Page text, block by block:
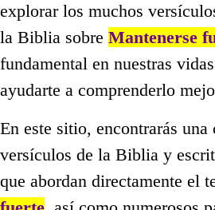
explorar los muchos
la Biblia sobre Mantenerse
fundamental en nuestras
ayudarte a comprenderlo
En este sitio, encontrarás una
versículos de la Biblia y
que abordan directamente el